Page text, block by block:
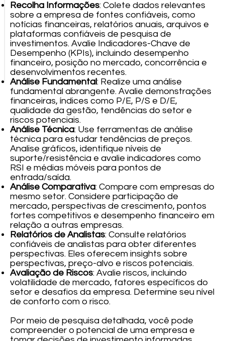
Recolha Informações: Colete dados relevantes
sobre a empresa de fontes confiáveis, como
notícias financeiras, relatórios anuais, arquivos e
plataformas confiáveis de pesquisa de
investimentos. Avalie Indicadores-Chave de
Desempenho (KPIs), incluindo desempenho
financeiro, posição no mercado, concorrência e
desenvolvimentos recentes.
Análise Fundamental: Realize uma análise
fundamental abrangente. Avalie demonstrações
financeiras, índices como P/E, P/S e D/E,
qualidade da gestão, tendências do setor e
riscos potenciais.
Análise Técnica: Use ferramentas de análise
técnica para estudar tendências de preços.
Analise gráficos, identifique níveis de
suporte/resistência e avalie indicadores como
RSI e médias móveis para pontos de
entrada/saída.
Análise Comparativa: Compare com empresas do
mesmo setor. Considere participação de
mercado, perspectivas de crescimento, pontos
fortes competitivos e desempenho financeiro em
relação a outras empresas.
Relatórios de Analistas: Consulte relatórios
confiáveis de analistas para obter diferentes
perspectivas. Eles oferecem insights sobre
perspectivas, preço-alvo e riscos potenciais.
Avaliação de Riscos: Avalie riscos, incluindo
volatilidade de mercado, fatores específicos do
setor e desafios da empresa. Determine seu nível
de conforto com o risco.
Por meio de pesquisa detalhada, você pode
compreender o potencial de uma empresa e